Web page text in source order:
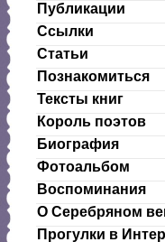
Публикации
Ссылки
Статьи
Познакомиться
Тексты книг
Король поэтов
Биография
Фотоальбом
Воспоминания
О Серебряном
Прогулки в